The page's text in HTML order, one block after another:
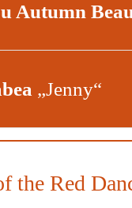
Autumn
„Jenny“
the Red